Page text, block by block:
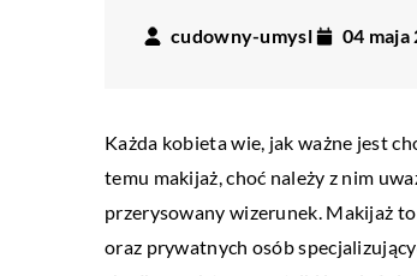
cudowny-umysl 04 maja
Każda kobieta wie, jak ważne jest
temu makijaż, choć należy z nim
przerysowany wizerunek. Makijaż
oraz prywatnych osób